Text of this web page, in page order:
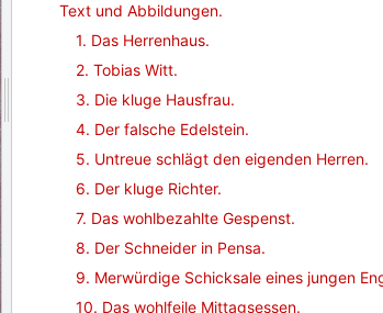
Text und Abbildungen.
1. Das Herrenhaus.
2. Tobias Witt.
3. Die kluge Hausfrau.
4. Der falsche Edelstein.
5. Untreue schlägt den eigenden Herren.
6. Der kluge Richter.
7. Das wohlbezahlte Gespenst.
8. Der Schneider in Pensa.
9. Merwürdige Schicksale eines jungen
10. Das wohlfeile Mittagsessen.